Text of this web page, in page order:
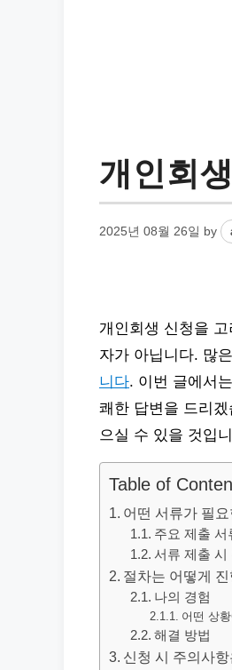
개인회
2025년 08월 26일 by
개인회생 신청을
자가 아닙니다. 많
니다. 이번 글에서
쾌한 답변을 드리
으실 수 있을 것입
Table of
어떤 서류가 필
주요 제출 서
서류 제출 시
절차는 어떻게
나의 경험
어떤 상
해결 방법
신청 시 주의사